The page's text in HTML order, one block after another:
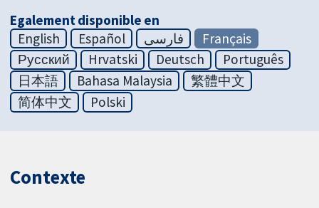
Egalement disponible en
English
Español فارسی
Français
Русский
Hrvatski Deutsch
Português
日本語
Bahasa Malaysia
繁體中文
简体中文
Polski
Contexte